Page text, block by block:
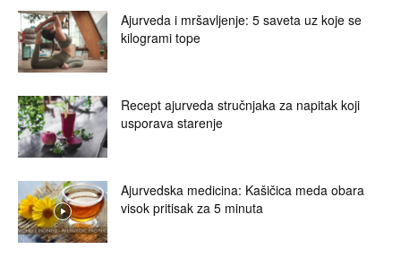
Ajurveda i mršavljenje: 5 saveta uz koje se
kilogrami tope
Recept ajurveda stručnjaka za napitak koji
usporava starenje
Ajurvedska medicina: Kašičica meda obara
visok pritisak za 5 minuta